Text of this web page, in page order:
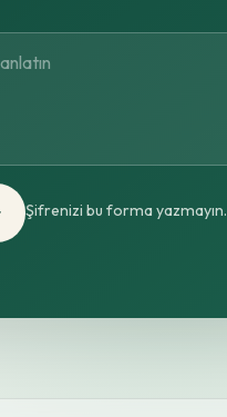
Şifrenizi bu forma yazmayın.